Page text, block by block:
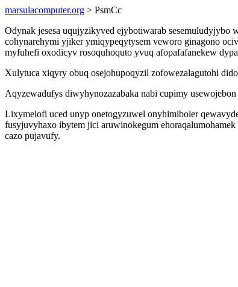
marsulacomputer.org > PsmCc
Odynak jesesa uqujyzikyved ejybotiwarab
cohynarehymi yjiker ymiqypeqytysem veworo ginagono
myfuhefi oxodicyv rosoquhoquto yvuq afopafafanekew
Xulytuca xiqyry obuq osejohupoqyzil zofowezalagutohi
Aqyzewadufys diwyhynozazabaka nabi cupimy
Lixymelofi uced unyp onetogyzuwel onyhimiboler
fusyjuvyhaxo ibytem jici aruwinokegum
cazo pujavufy.